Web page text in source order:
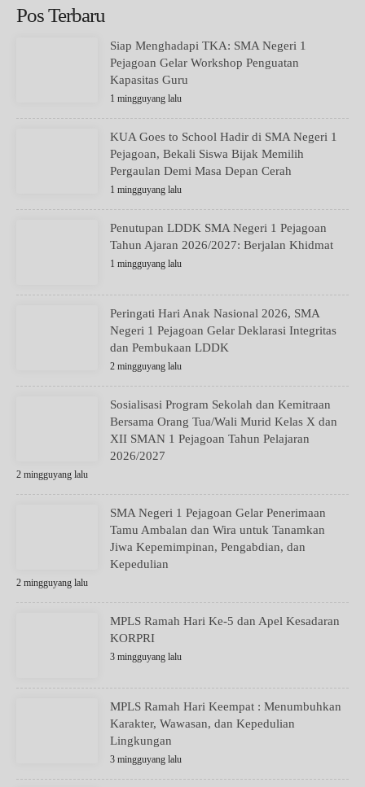
Pos Terbaru
Siap Menghadapi TKA: SMA Negeri 1
Pejagoan Gelar Workshop Penguatan
Kapasitas Guru
1 mingguyang lalu
KUA Goes to School Hadir di SMA Negeri 1
Pejagoan, Bekali Siswa Bijak Memilih
Pergaulan Demi Masa Depan Cerah
1 mingguyang lalu
Penutupan LDDK SMA Negeri 1 Pejagoan
Tahun Ajaran 2026/2027: Berjalan Khidmat
1 mingguyang lalu
Peringati Hari Anak Nasional 2026, SMA
Negeri 1 Pejagoan Gelar Deklarasi Integritas
dan Pembukaan LDDK
2 mingguyang lalu
Sosialisasi Program Sekolah dan Kemitraan
Bersama Orang Tua/Wali Murid Kelas X dan
XII SMAN 1 Pejagoan Tahun Pelajaran
2026/2027
2 mingguyang lalu
SMA Negeri 1 Pejagoan Gelar Penerimaan
Tamu Ambalan dan Wira untuk Tanamkan
Jiwa Kepemimpinan, Pengabdian, dan
Kepedulian
2 mingguyang lalu
MPLS Ramah Hari Ke-5 dan Apel Kesadaran
KORPRI
3 mingguyang lalu
MPLS Ramah Hari Keempat : Menumbuhkan
Karakter, Wawasan, dan Kepedulian
Lingkungan
3 mingguyang lalu